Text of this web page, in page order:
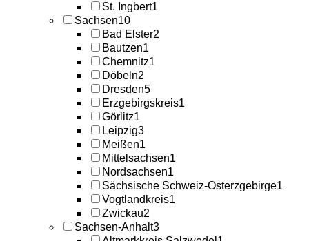
St. Ingbert1
Sachsen10
Bad Elster2
Bautzen1
Chemnitz1
Döbeln2
Dresden5
Erzgebirgskreis1
Görlitz1
Leipzig3
Meißen1
Mittelsachsen1
Nordsachsen1
Sächsische Schweiz-Osterzgebirge1
Vogtlandkreis1
Zwickau2
Sachsen-Anhalt3